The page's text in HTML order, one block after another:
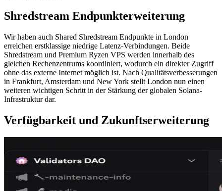
Shredstream Endpunkterweiterung
Wir haben auch Shared Shredstream Endpunkte in London
erreichen erstklassige niedrige Latenz-Verbindungen. Beide
Shredstream und Premium Ryzen VPS werden innerhalb des
gleichen Rechenzentrums koordiniert, wodurch ein direkter Zugriff
ohne das externe Internet möglich ist. Nach Qualitätsverbesserungen
in Frankfurt, Amsterdam und New York stellt London nun einen
weiteren wichtigen Schritt in der Stärkung der globalen Solana-
Infrastruktur dar.
Verfügbarkeit und Zukunftserweiterung